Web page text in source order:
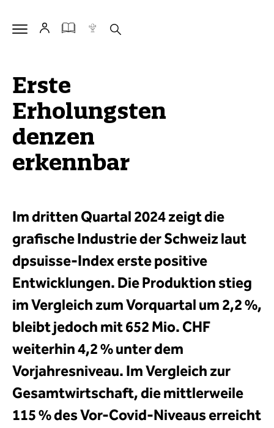
Erste
Erholungsten
denzen
erkennbar
Im dritten Quartal 2024 zeigt die
grafische Industrie der Schweiz laut
dpsuisse-Index erste positive
Entwicklungen. Die Produktion stieg
im Vergleich zum Vorquartal um 2,2 %,
bleibt jedoch mit 652 Mio. CHF
weiterhin 4,2 % unter dem
Vorjahresniveau. Im Vergleich zur
Gesamtwirtschaft, die mittlerweile
115 % des Vor-Covid-Niveaus erreicht